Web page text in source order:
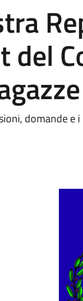
del
domande e